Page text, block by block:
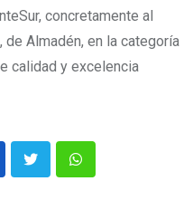
concretamente al
de Almadén, en la categoría
calidad y excelencia